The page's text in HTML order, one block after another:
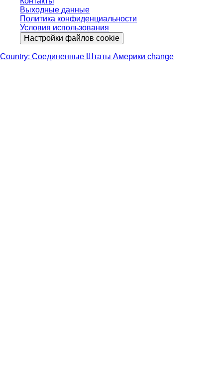
Выходные данные
Политика конфиденциальности
Условия использования
Настройки файлов cookie
Country: Соединенные Штаты Америки change